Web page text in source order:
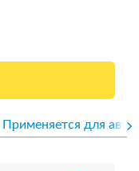
Применяется для авто